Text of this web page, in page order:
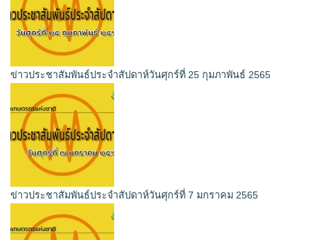
ข่าวประชาสัมพันธ์ประจำสัปดาห์วันศุกร์ที่ 25 กุมภาพันธ์ 2565
ข่าวประชาสัมพันธ์ประจำสัปดาห์วันศุกร์ที่ 7 มกราคม 2565